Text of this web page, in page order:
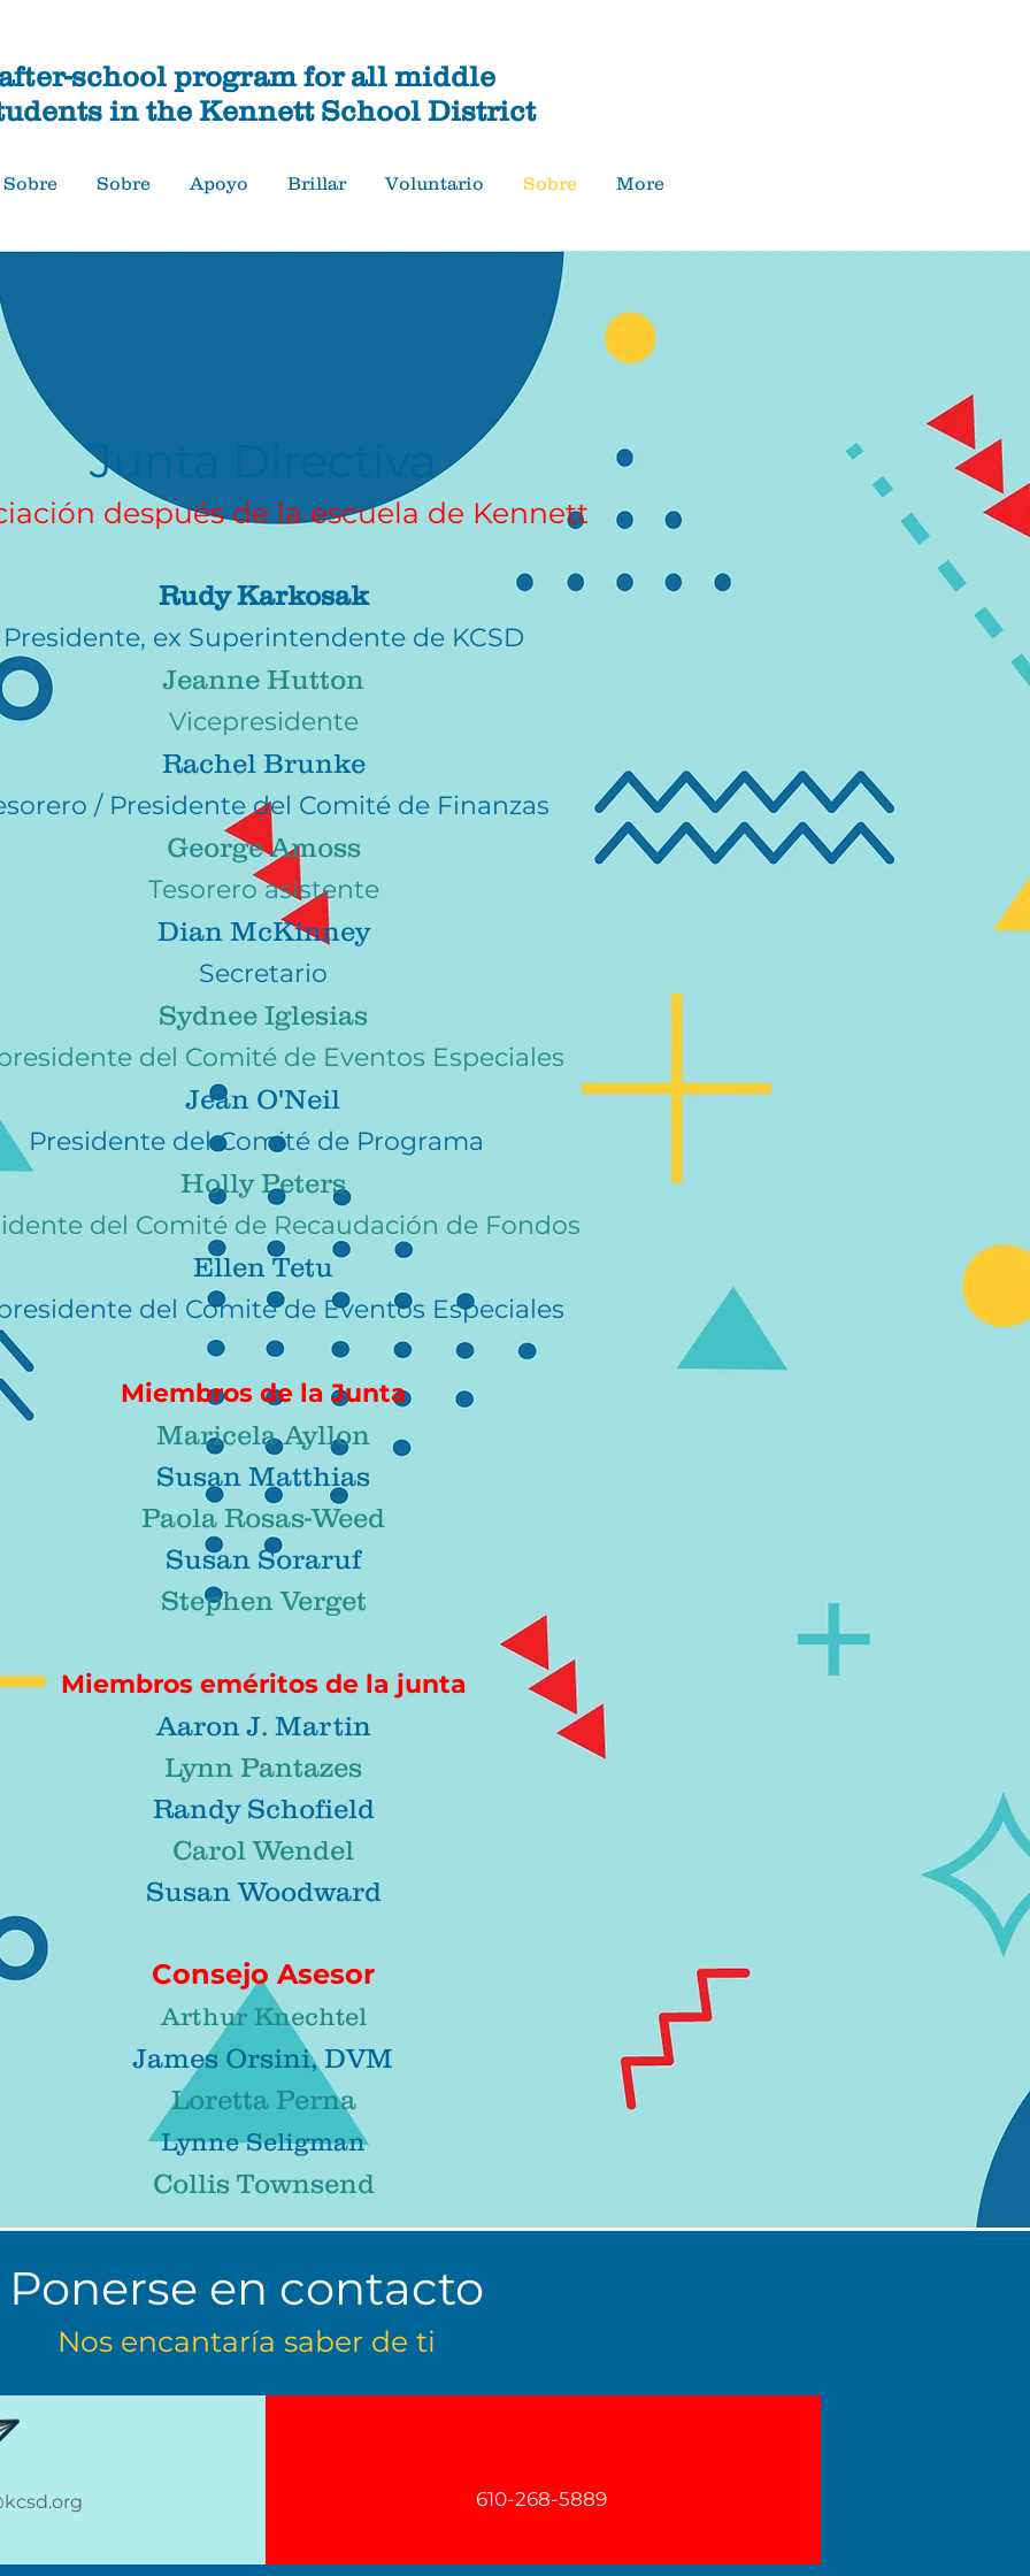
Sobre Sobre Apoyo Brillar Voluntario Sobre More
school program for all middle
in the Kennett School District
Junta Directiva
después de la escuela de Kennett
Rudy Karkosak
Presidente, ex Superintendente de KCSD
Jeanne Hutton
Vicepresidente
Rachel Brunke
/ Presidente del Comité de Finanzas
George Amoss
Tesorero asistente
Dian McKinney
Secretario
Sydnee Iglesias
del Comité de Eventos Especiales
Jean O'Neil
Presidente del Comité de Programa
Holly Peters
del Comité de Recaudación de Fondos
Ellen Tetu
del Comité de Eventos Especiales
Miembros de la Junta
Maricela Ayllon
Susan Matthias
Paola Rosas-Weed
Susan Soraruf
Stephen Verget
Miembros eméritos de la junta
Aaron J. Martin
Lynn Pantazes
Randy Schofield
Carol Wendel
Susan Woodward
Consejo Asesor
Arthur Knechtel
James Orsini, DVM
Loretta Perna
Lynne Seligman
Collis Townsend
Ponerse en contacto
Nos encantaría saber de ti
610-268-5889